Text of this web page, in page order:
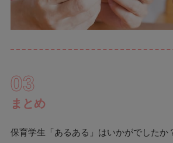
03
まとめ
保育学生「あるある」はいかがでしたか